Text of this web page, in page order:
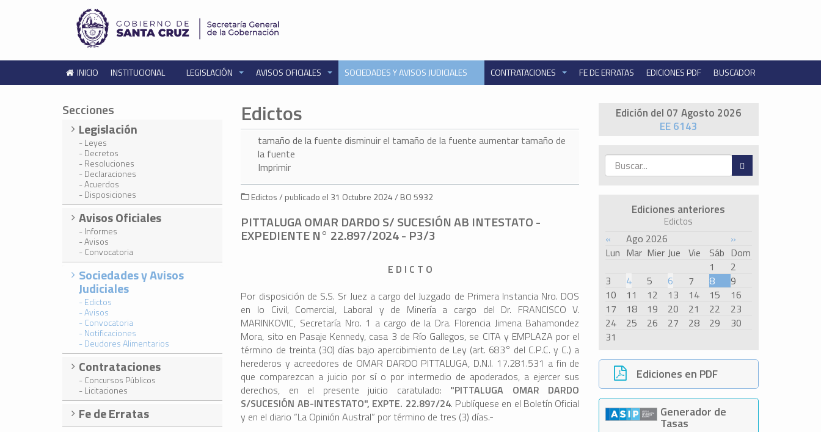
INICIO INSTITUCIONAL LEGISLACIÓN AVISOS OFICIALES SOCIEDADES Y AVISOS JUDICIALES CONTRATACIONES FE DE ERRATAS EDICIONES PDF BUSCADOR
Edición del 07 Agosto 2026
EE 6143
Ediciones anteriores
Edictos
« Ago 2026
»
Lun Mar Mier Jue Vie Sáb Dom
1
2
3
4 5 6 7 8
9
10
11 12 13 14 15
16
17
18 19 20 21 22
23
24
25 26 27 28 29
30
31
Ediciones en PDF
Generador de
Tasas
Secciones
Legislación
- Leyes
- Decretos
- Resoluciones
- Declaraciones
- Acuerdos
- Disposiciones
Avisos Oficiales
- Informes
- Avisos
- Convocatoria
Sociedades y Avisos
Judiciales
- Edictos
- Avisos
- Convocatoria
- Notificaciones
- Deudores Alimentarios
Contrataciones
- Concursos Públicos
- Licitaciones
Fe de Erratas
Edictos
tamaño de la fuente disminuir el tamaño de la fuente aumentar tamaño de
la fuente
Imprimir
Edictos / publicado el 31 Octubre 2024 / BO 5932
PITTALUGA OMAR DARDO S/ SUCESIÓN AB INTESTATO -
EXPEDIENTE N° 22.897/2024 - P3/3
E D I C T O
Por disposición de S.S. Sr Juez a cargo del Juzgado de Primera Instancia Nro. DOS
en lo Civil, Comercial, Laboral y de Minería a cargo del Dr. FRANCISCO V.
MARINKOVIC, Secretaría Nro. 1 a cargo de la Dra. Florencia Jimena Bahamondez
Mora, sito en Pasaje Kennedy, casa 3 de Río Gallegos, se CITA y EMPLAZA por el
término de treinta (30) días bajo apercibimiento de Ley (art. 683° del C.P.C. y C.) a
herederos y acreedores de OMAR DARDO PITTALUGA, D.N.I. 17.281.531 a fin de
que comparezcan a juicio por sí o por intermedio de apoderados, a ejercer sus
derechos, en el presente juicio caratulado: "PITTALUGA OMAR DARDO
S/SUCESIÓN AB-INTESTATO", EXPTE. 22.897/24. Publíquese en el Boletín Oficial
y en el diario “La Opinión Austral” por término de tres (3) días.-